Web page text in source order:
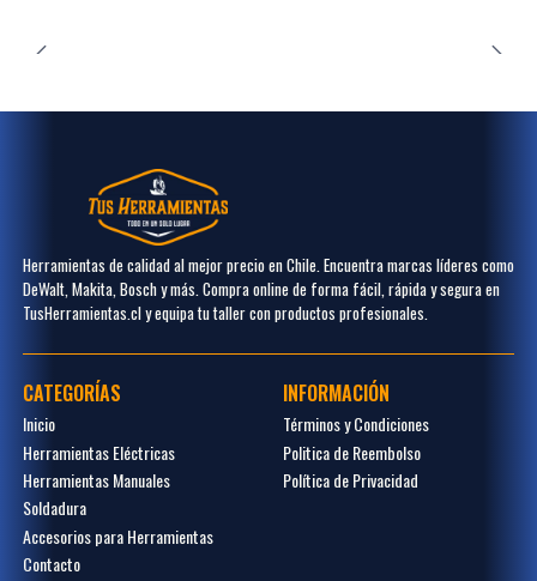
Herramientas de calidad al mejor precio en Chile. Encuentra marcas líderes como
DeWalt, Makita, Bosch y más. Compra online de forma fácil, rápida y segura en
TusHerramientas.cl y equipa tu taller con productos profesionales.
CATEGORÍAS
Inicio
Herramientas Eléctricas
Herramientas Manuales
Soldadura
Accesorios para Herramientas
Contacto
INFORMACIÓN
Términos y Condiciones
Politica de Reembolso
Política de Privacidad